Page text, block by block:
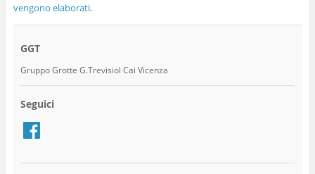
vengono elaborati.
GGT
Gruppo Grotte G.Trevisiol Cai Vicenza
Seguici
Facebook